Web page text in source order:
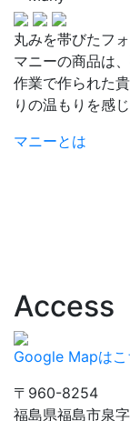
丸みを帯びたフ
マニーの商品は
作業で作られた
りの温もりを感
マニーとは
Access
Google Mapはこ
〒960-8254
福島県福島市泉